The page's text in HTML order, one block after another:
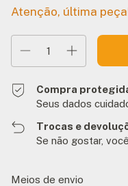
Atenção, última
Compra
Seus dados
Trocas e
Se não gostar,
Entregas para o CEP:
Meios de envio